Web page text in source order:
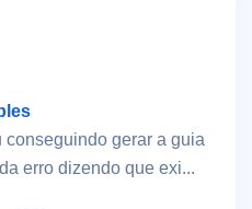
conseguindo gerar a guia
erro dizendo que exi...